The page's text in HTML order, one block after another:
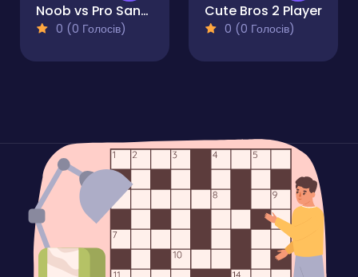
Noob vs Pro Sand island
0 (0 Голосів)
Cute Bros 2 Player
0 (0 Голосів)